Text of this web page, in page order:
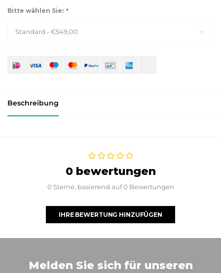
Bitte wählen Sie: *
Standard - €549,00
Beschreibung
0 bewertungen
0 Sterne, basierend auf 0 Bewertungen
IHRE BEWERTUNG HINZUFÜGEN
Melden Sie sich für unseren